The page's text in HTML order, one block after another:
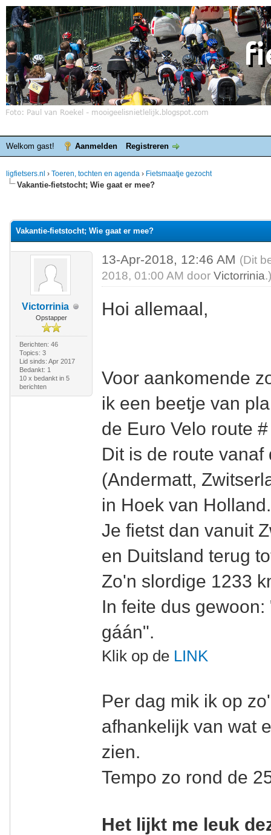
Welkom gast! Aanmelden Registreren
ligfietsers.nl › Toeren, tochten en agenda › Fietsmaatje gezocht
Vakantie-fietstocht; Wie gaat er mee?
Vakantie-fietstocht; Wie gaat er mee?
Victorrinia
Opstapper
Berichten: 46
Topics: 3
Lid sinds: Apr 2017
Bedankt: 1
10 x bedankt in 5
berichten
13-Apr-2018, 12:46 AM (Dit
2018, 01:00 AM doorVictorrinia
Hoi allemaal,
Voor aankomende
ik een beetje van
de Euro Velo route
Dit is de route
(Andermatt,
in Hoek van Holland.
Je fietst dan vanuit
en Duitsland terug
Zo'n slordige 1233
In feite dus
gáán".
Klik op de LINK
Per dag mik ik op
afhankelijk van wat
zien.
Tempo zo rond de
Het lijkt me leuk